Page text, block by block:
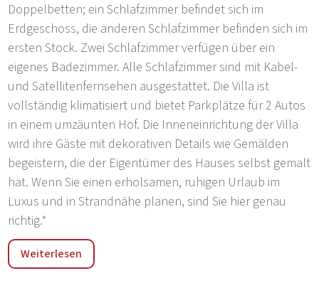
Doppelbetten; ein Schlafzimmer befindet sich im
Erdgeschoss, die anderen Schlafzimmer befinden sich im
ersten Stock. Zwei Schlafzimmer verfügen über ein
eigenes Badezimmer. Alle Schlafzimmer sind mit Kabel-
und Satellitenfernsehen ausgestattet. Die Villa ist
vollständig klimatisiert und bietet Parkplätze für 2 Autos
in einem umzäunten Hof. Die Inneneinrichtung der Villa
wird ihre Gäste mit dekorativen Details wie Gemälden
begeistern, die der Eigentümer des Hauses selbst gemalt
hat. Wenn Sie einen erholsamen, ruhigen Urlaub im
Luxus und in Strandnähe planen, sind Sie hier genau
richtig.“
„Die Villa Galeria befindet sich in Žbandaj. Žbandaj ist ein
ruhiges Dorf, 8 km vom Zentrum von Poreč entfernt, mit
Weiterlesen